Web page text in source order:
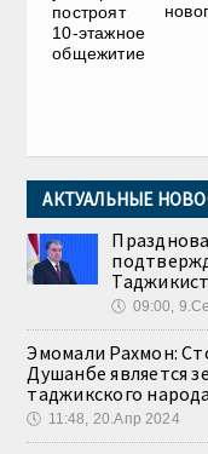
построят
10-этажное
общежитие
АКТУАЛЬНЫЕ
🕔 09:00,
Эмомали Рахмон:
Душанбе является
таджикского
🕔 11:48, 20.Апр 2024